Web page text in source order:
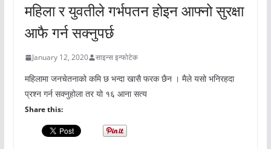
महिला र युवतीले गर्भपतन होइन आफ्नो सुरक्षा
आफै गर्न सक्नुपर्छ
January 12, 2020 साइन्स इन्फोटेक
महिलामा जनचेतनाको कमि छ भन्दा खासै फरक छैन । मैले यसो भनिरहदा
प्रश्न गर्न सक्नुहोला तर यो १६ आना सत्य
Share this: